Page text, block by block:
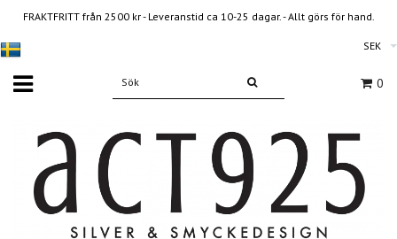
FRAKTFRITT från 2500 kr - Leveranstid ca 10-25 dagar. - Allt görs för hand.
SEK
0